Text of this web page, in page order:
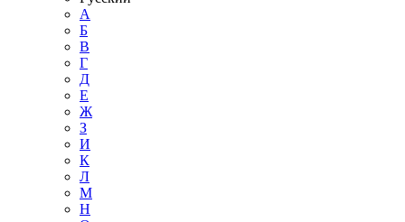
А
Б
В
Г
Д
Е
Ж
З
И
К
Л
М
Н